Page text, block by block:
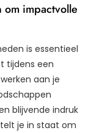
impactvolle
is essentieel
tijdens een
aan je
blijvende indruk
je in staat om